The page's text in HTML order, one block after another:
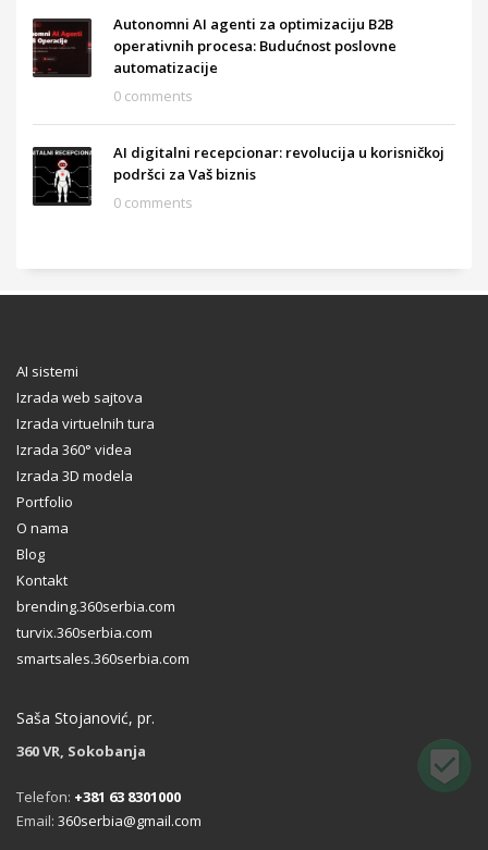
Autonomni AI agenti za optimizaciju B2B
operativnih procesa: Budućnost poslovne
automatizacije
0 comments
AI digitalni recepcionar: revolucija u korisničkoj
podršci za Vaš biznis
0 comments
AI sistemi
Izrada web sajtova
Izrada virtuelnih tura
Izrada 360° videa
Izrada 3D modela
Portfolio
O nama
Blog
Kontakt
brending.360serbia.com
turvix.360serbia.com
smartsales.360serbia.com
Saša Stojanović, pr.
360 VR, Sokobanja
Telefon: +381 63 8301000
Email: 360serbia@gmail.com